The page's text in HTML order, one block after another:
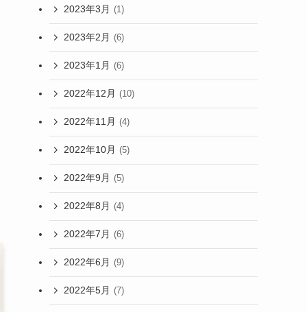
2023年3月 (1)
2023年2月 (6)
2023年1月 (6)
2022年12月 (10)
2022年11月 (4)
2022年10月 (5)
2022年9月 (5)
2022年8月 (4)
2022年7月 (6)
2022年6月 (9)
2022年5月 (7)